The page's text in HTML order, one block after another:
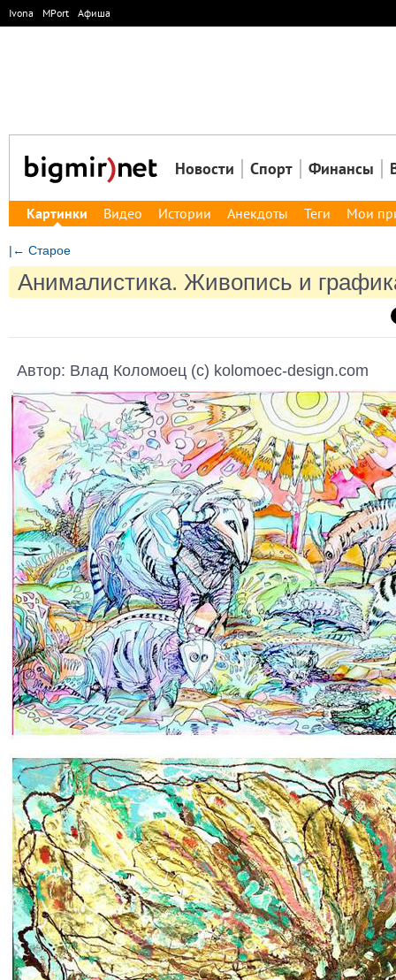
Ivona MPort Афиша
Новости Спорт Финансы
Картинки Видео Истории Анекдоты Теги Мои
|← Старое
Анималистика. Живопись и
Автор: Влад Коломоец (c) kolomoec-design.com